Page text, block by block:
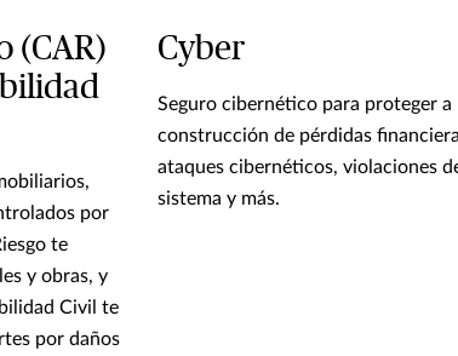
(CAR)
por
te
y obras, y
Civil te
por daños
Cyber
Seguro cibernético para proteger a
construcción de pérdidas
ataques cibernéticos, violaciones
sistema y más.